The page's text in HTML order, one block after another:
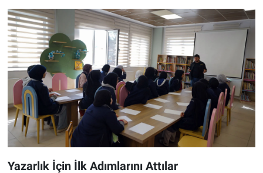
Yazarlık İçin İlk Adımlarını Attılar